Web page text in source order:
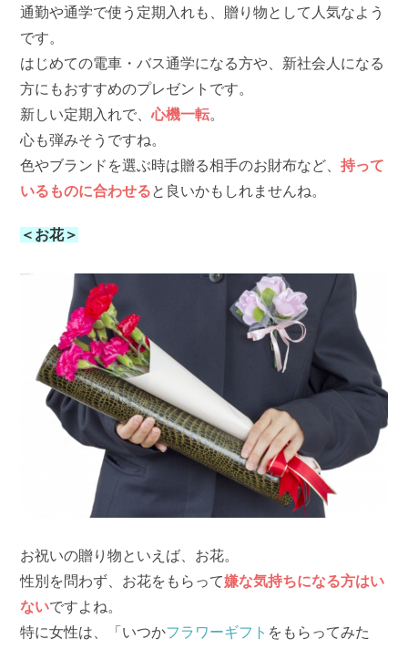
通勤や通学で使う定期入れも、贈り物として人気なよう
です。
はじめての電車・バス通学になる方や、新社会人になる
方にもおすすめのプレゼントです。
新しい定期入れで、心機一転。
心も弾みそうですね。
色やブランドを選ぶ時は贈る相手のお財布など、持って
いるものに合わせると良いかもしれませんね。
＜お花＞
お祝いの贈り物といえば、お花。
性別を問わず、お花をもらって嫌な気持ちになる方はい
ないですよね。
特に女性は、「いつかフラワーギフト をもらってみた